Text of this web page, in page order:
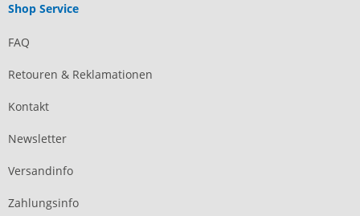
Shop Service
FAQ
Retouren & Reklamationen
Kontakt
Newsletter
Versandinfo
Zahlungsinfo